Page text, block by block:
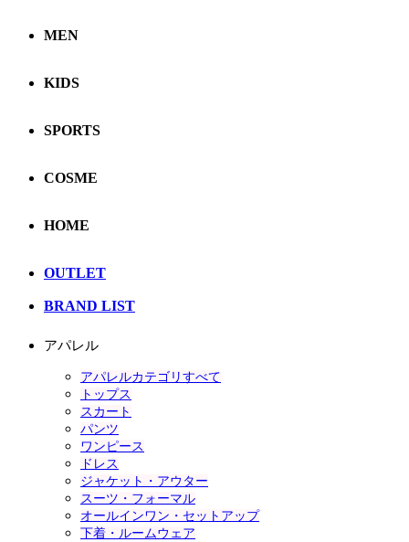
MEN
KIDS
SPORTS
COSME
HOME
OUTLET
BRAND LIST
アパレル
アパレルカテゴリすべて
トップス
スカート
パンツ
ワンピース
ドレス
ジャケット・アウター
スーツ・フォーマル
オールインワン・セットアップ
下着・ルームウェア